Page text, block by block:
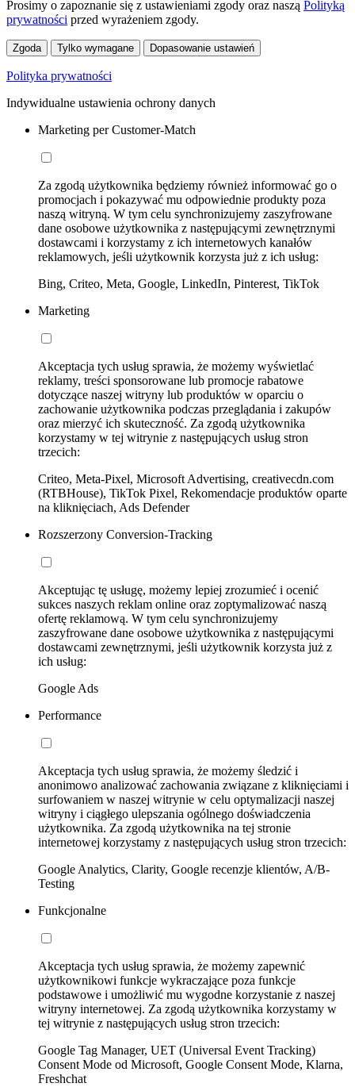
Prosimy o zapoznanie się z ustawieniami zgody oraz naszą Polityką
prywatności przed wyrażeniem zgody.
Zgoda Tylko wymagane Dopasowanie ustawień
Polityka prywatności
Indywidualne ustawienia ochrony danych
Marketing per Customer-Match
Za zgodą użytkownika będziemy również informować go o
promocjach i pokazywać mu odpowiednie produkty poza
naszą witryną. W tym celu synchronizujemy zaszyfrowane
dane osobowe użytkownika z następującymi zewnętrznymi
dostawcami i korzystamy z ich internetowych kanałów
reklamowych, jeśli użytkownik korzysta już z ich usług:
Bing, Criteo, Meta, Google, LinkedIn, Pinterest, TikTok
Marketing
Akceptacja tych usług sprawia, że możemy wyświetlać
reklamy, treści sponsorowane lub promocje rabatowe
dotyczące naszej witryny lub produktów w oparciu o
zachowanie użytkownika podczas przeglądania i zakupów
oraz mierzyć ich skuteczność. Za zgodą użytkownika
korzystamy w tej witrynie z następujących usług stron
trzecich:
Criteo, Meta-Pixel, Microsoft Advertising, creativecdn.com
(RTBHouse), TikTok Pixel, Rekomendacje produktów oparte
na kliknięciach, Ads Defender
Rozszerzony Conversion-Tracking
Akceptując tę usługę, możemy lepiej zrozumieć i ocenić
sukces naszych reklam online oraz zoptymalizować naszą
ofertę reklamową. W tym celu synchronizujemy
zaszyfrowane dane osobowe użytkownika z następującymi
dostawcami zewnętrznymi, jeśli użytkownik korzysta już z
ich usług:
Google Ads
Performance
Akceptacja tych usług sprawia, że możemy śledzić i
anonimowo analizować zachowania związane z kliknięciami i
surfowaniem w naszej witrynie w celu optymalizacji naszej
witryny i ciągłego ulepszania ogólnego doświadczenia
użytkownika. Za zgodą użytkownika na tej stronie
internetowej korzystamy z następujących usług stron trzecich:
Google Analytics, Clarity, Google recenzje klientów, A/B-
Testing
Funkcjonalne
Akceptacja tych usług sprawia, że możemy zapewnić
użytkownikowi funkcje wykraczające poza funkcje
podstawowe i umożliwić mu wygodne korzystanie z naszej
witryny internetowej. Za zgodą użytkownika korzystamy w
tej witrynie z następujących usług stron trzecich:
Google Tag Manager, UET (Universal Event Tracking)
Consent Mode od Microsoft, Google Consent Mode, Klarna,
Freshchat